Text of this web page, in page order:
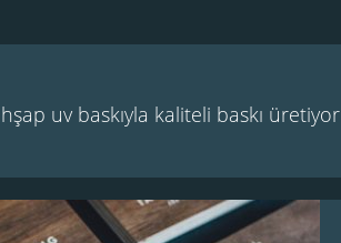
uv baskıyla kaliteli baskı üretiyor